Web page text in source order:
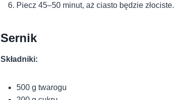
Piecz 45–50 minut, aż ciasto będzie złociste.
Sernik
Składniki:
500 g twarogu